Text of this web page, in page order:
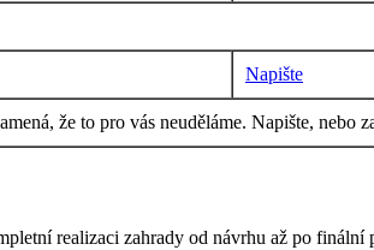
Napište
že to pro vás neuděláme. Napište, nebo
realizaci zahrady od návrhu až po